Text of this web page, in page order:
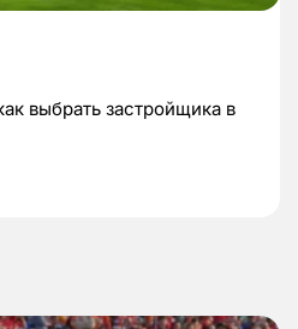
выбрать застройщика в